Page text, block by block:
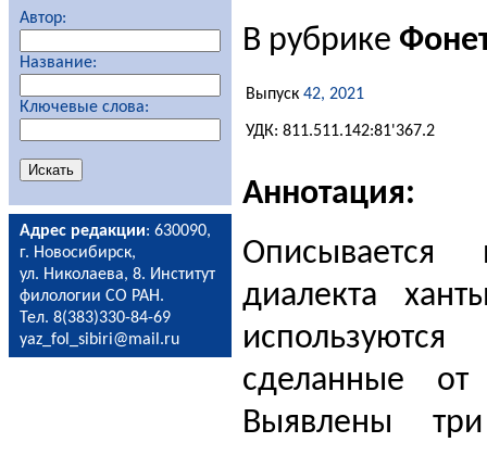
Автор:
Название:
Ключевые слова:
Адрес редакции: 630090,
г. Новосибирск,
ул. Николаева, 8. Институт
филологии СО РАН.
Тел. 8(383)330-84-69
yaz_fol_sibiri@mail.ru
В рубрике
Выпуск 42, 2021
УДК: 811.511.142:81'367.2
Аннотация:
Описывается
диалекта
сделанные от
Выявлены